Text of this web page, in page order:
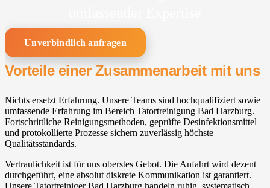
Unverbindlich anfragen
Vorteile einer Zusammenarbeit mit uns
Nichts ersetzt Erfahrung. Unsere Teams sind hochqualifiziert sowie
umfassende Erfahrung im Bereich Tatortreinigung Bad Harzburg.
Fortschrittliche Reinigungsmethoden, geprüfte Desinfektionsmittel
und protokollierte Prozesse sichern zuverlässig höchste
Qualitätsstandards.
Vertraulichkeit ist für uns oberstes Gebot. Die Anfahrt wird dezent
durchgeführt, eine absolut diskrete Kommunikation ist garantiert.